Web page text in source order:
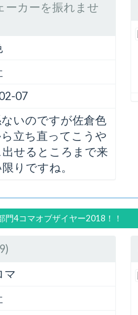
ーカーを振れませ
07
いのですが佐倉色
立ち直ってこうや
せるところまで来
りですね。
門4コマオブザイヤー2018！！
マ